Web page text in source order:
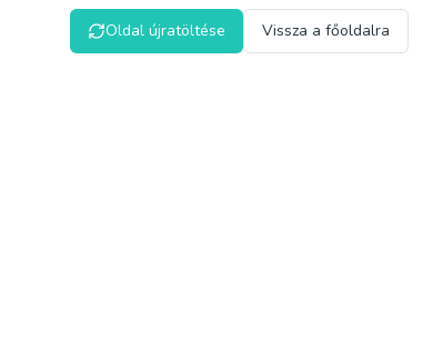
Oldal újratöltése Vissza a főoldalra